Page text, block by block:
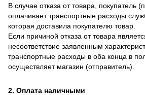
В случае отказа от товара, покупатель
оплачивает транспортные расходы
которая доставила покупателю товар.
Если причиной отказа от товара
несоответствие заявленным
транспортные расходы в оба конца в
осуществляет магазин (отправитель).
2. Оплата наличными